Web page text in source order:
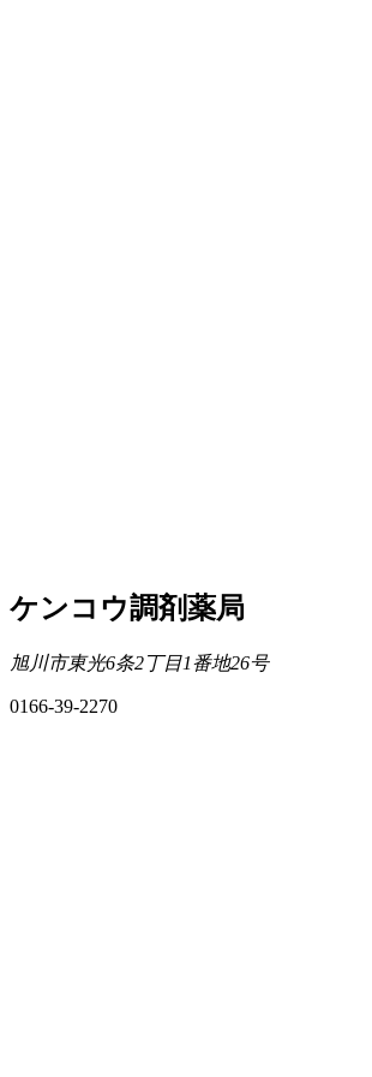
ケンコウ調剤薬局
旭川市東光6条2丁目1番地26号
0166-39-2270